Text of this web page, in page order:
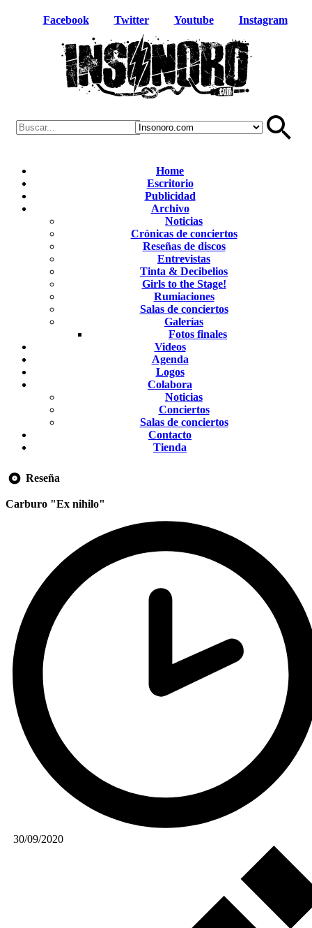
Facebook Twitter Youtube Instagram
Home
Escritorio
Publicidad
Archivo
Noticias
Crónicas de conciertos
Reseñas de discos
Entrevistas
Tinta & Decibelios
Girls to the Stage!
Rumiaciones
Salas de conciertos
Galerías
Fotos finales
Videos
Agenda
Logos
Colabora
Noticias
Conciertos
Salas de conciertos
Contacto
Tienda
Reseña
Carburo "Ex nihilo"
30/09/2020